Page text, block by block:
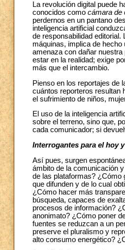
La revolución digital puede
conocidos como cámara de
perdernos en un pantano
inteligencia artificial
de responsabilidad
máquinas, implica de
amenaza con dañar
estar en la realidad; exige
más que el intercambio.
Pienso en los reportajes de
cuántos reporteros resultan
el sufrimiento de niños,
El uso de la inteligencia
sobre el terreno, sino que,
cada comunicador; si
Interrogantes para el hoy
Así pues, surgen
ámbito de la comunicación
de las plataformas? ¿Cómo
que difunden y de lo cual
¿Cómo hacer más
búsqueda, capaces de
procesos de información?
anonimato? ¿Cómo poner
fuentes se reduzcan a un
preserve el pluralismo y
alto consumo energético?